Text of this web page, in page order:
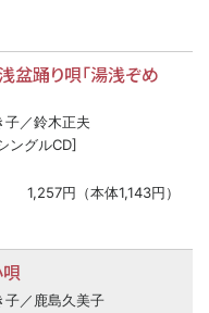
盆踊り唄「湯浅ぞめ
子／鈴木正夫
ングルCD]
1,257円（本体1,143円）
子／鹿島久美子